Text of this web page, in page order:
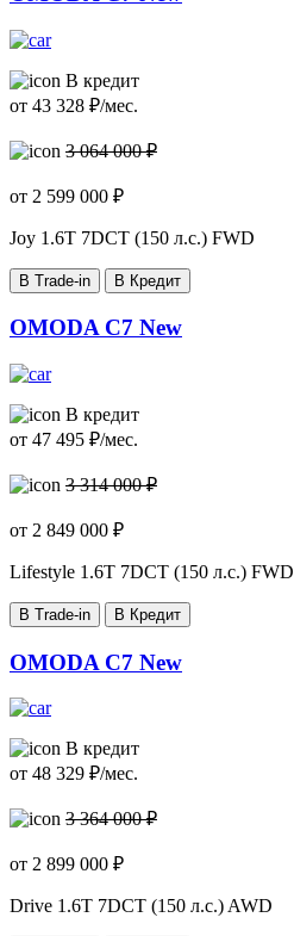
В кредит
от 43 328 ₽/мес.
3 064 000 ₽
от 2 599 000 ₽
Joy 1.6T 7DCT (150 л.с.) FWD
В Trade-in В Кредит
OMODA C7 New
В кредит
от 47 495 ₽/мес.
3 314 000 ₽
от 2 849 000 ₽
Lifestyle 1.6T 7DCT (150 л.с.) FWD
В Trade-in В Кредит
OMODA C7 New
В кредит
от 48 329 ₽/мес.
3 364 000 ₽
от 2 899 000 ₽
Drive 1.6T 7DCT (150 л.с.) AWD